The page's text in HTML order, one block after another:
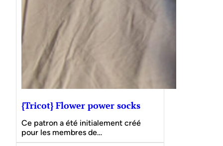
{Tricot} Flower power socks
Ce patron a été initialement créé
pour les membres de…